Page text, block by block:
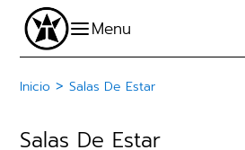
Inicio >Salas De Estar
Salas De Estar